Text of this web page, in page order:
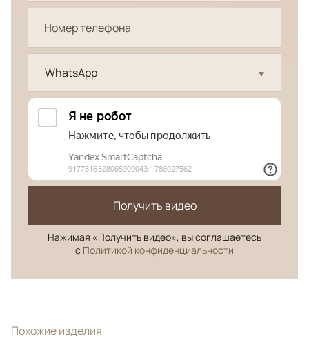
WhatsApp
Получить видео
Нажимая «Получить видео», вы соглашаетесь
с Политикой конфиденциальности
Похожие изделия